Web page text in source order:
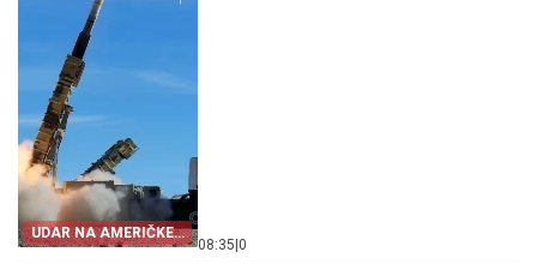
UDAR NA AMERIČKE
BAZE
08:35 0